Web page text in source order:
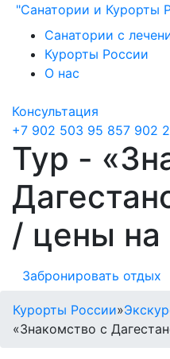
"Санатории и Курорты
Санатории с
Курорты России
О нас
Консультация
+7 902 503 95 857 902
Тур -
/ цены на
Забронировать отдых
Курорты России»
«Знакомство с